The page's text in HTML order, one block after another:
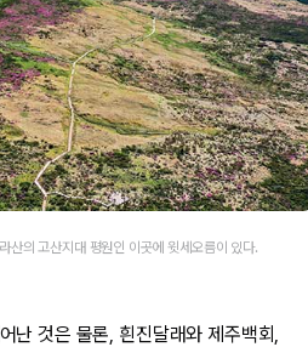
산의 고산지대 평원인 이곳에 윗세오름이 있다.
난 것은 물론, 흰진달래와 제주백회,